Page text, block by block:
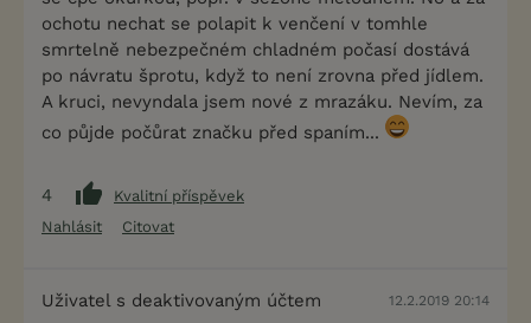
ochotu nechat se polapit k venčení v tomhle
smrtelně nebezpečném chladném počasí dostává
po návratu šprotu, když to není zrovna před jídlem.
A kruci, nevyndala jsem nové z mrazáku. Nevím, za
co půjde počůrat značku před spaním...
4
Kvalitní příspěvek
Nahlásit
Citovat
Uživatel s deaktivovaným účtem 12.2.2019 20:14